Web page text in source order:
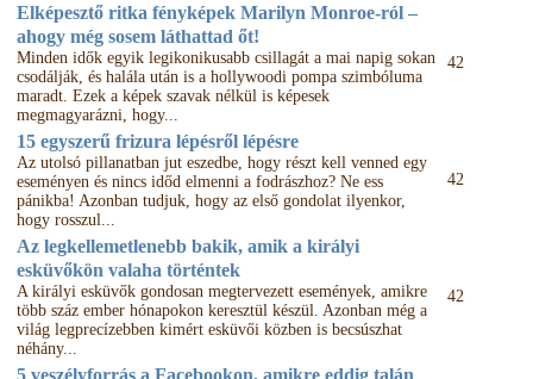
Elképesztő ritka fényképek Marilyn Monroe-ról –
ahogy még sosem láthattad őt!
Minden idők egyik legikonikusabb csillagát a mai napig sokan
csodálják, és halála után is a hollywoodi pompa szimbóluma
maradt. Ezek a képek szavak nélkül is képesek
megmagyarázni, hogy...
42
15 egyszerű frizura lépésről lépésre
Az utolsó pillanatban jut eszedbe, hogy részt kell venned egy
eseményen és nincs időd elmenni a fodrászhoz? Ne ess
pánikba! Azonban tudjuk, hogy az első gondolat ilyenkor,
hogy rosszul...
42
Az legkellemetlenebb bakik, amik a királyi
esküvőkön valaha történtek
A királyi esküvők gondosan megtervezett események, amikre
több száz ember hónapokon keresztül készül. Azonban még a
világ legprecízebben kimért esküvői közben is becsúszhat
néhány...
42